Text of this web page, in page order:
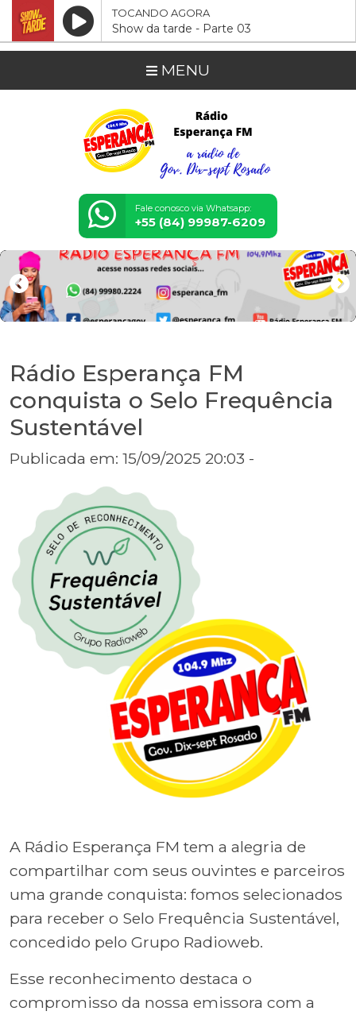
TOCANDO AGORA
Show da tarde - Parte 03
MENU
Fale conosco via Whatsapp:
+55 (84) 99987-6209
Rádio Esperança FM
conquista o Selo Frequência
Sustentável
Publicada em: 15/09/2025 20:03 -
A Rádio Esperança FM tem a alegria de
compartilhar com seus ouvintes e parceiros
uma grande conquista: fomos selecionados
para receber o Selo Frequência Sustentável,
concedido pelo Grupo Radioweb.
Esse reconhecimento destaca o
compromisso da nossa emissora com a